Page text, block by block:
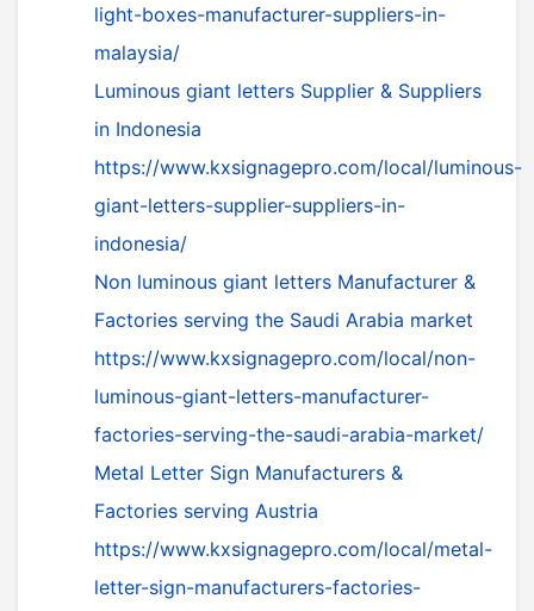
light-boxes-manufacturer-suppliers-in-
malaysia/
Luminous giant letters Supplier & Suppliers
in Indonesia
https://www.kxsignagepro.com/local/luminous-
giant-letters-supplier-suppliers-in-
indonesia/
Non luminous giant letters Manufacturer &
Factories serving the Saudi Arabia market
https://www.kxsignagepro.com/local/non-
luminous-giant-letters-manufacturer-
factories-serving-the-saudi-arabia-market/
Metal Letter Sign Manufacturers &
Factories serving Austria
https://www.kxsignagepro.com/local/metal-
letter-sign-manufacturers-factories-